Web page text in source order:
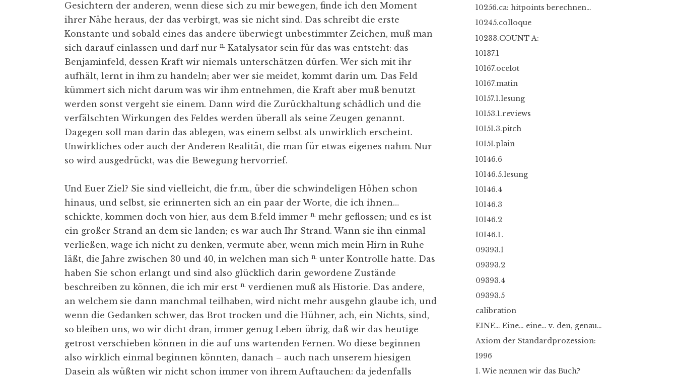
Gesichtern der anderen, wenn diese sich zu mir bewegen, finde ich den Moment
ihrer Nähe heraus, der das verbirgt, was sie nicht sind. Das schreibt die erste
Konstante und sobald eines das andere überwiegt unbestimmter Zeichen, muß man
sich darauf einlassen und darf nur n. Katalysator sein für das was entsteht: das
Benjaminfeld, dessen Kraft wir niemals unterschätzen dürfen. Wer sich mit ihr
aufhält, lernt in ihm zu handeln; aber wer sie meidet, kommt darin um. Das Feld
kümmert sich nicht darum was wir ihm entnehmen, die Kraft aber muß benutzt
werden sonst vergeht sie einem. Dann wird die Zurückhaltung schädlich und die
verfälschten Wirkungen des Feldes werden überall als seine Zeugen genannt.
Dagegen soll man darin das ablegen, was einem selbst als unwirklich erscheint.
Unwirkliches oder auch der Anderen Realität, die man für etwas eigenes nahm. Nur
so wird ausgedrückt, was die Bewegung hervorrief.
Und Euer Ziel? Sie sind vielleicht, die fr.m., über die schwindeligen Höhen schon
hinaus, und selbst, sie erinnerten sich an ein paar der Worte, die ich ihnen…
schickte, kommen doch von hier, aus dem B.feld immer n. mehr geflossen; und es ist
ein großer Strand an dem sie landen; es war auch Ihr Strand. Wann sie ihn einmal
verließen, wage ich nicht zu denken, vermute aber, wenn mich mein Hirn in Ruhe
läßt, die Jahre zwischen 30 und 40, in welchen man sich n. unter Kontrolle hatte. Das
haben Sie schon erlangt und sind also glücklich darin gewordene Zustände
beschreiben zu können, die ich mir erst n. verdienen muß als Historie. Das andere,
an welchem sie dann manchmal teilhaben, wird nicht mehr ausgehn glaube ich, und
wenn die Gedanken schwer, das Brot trocken und die Hühner, ach, ein Nichts, sind,
so bleiben uns, wo wir dicht dran, immer genug Leben übrig, daß wir das heutige
getrost verschieben können in die auf uns wartenden Fernen. Wo diese beginnen
also wirklich einmal beginnen könnten, danach – auch nach unserem hiesigen
Dasein als wüßten wir nicht schon immer von ihrem Auftauchen: da jedenfalls
10256.ca: hitpoints berechnen…
10245.colloque
10233.COUNT A:
10137.1
10167.ocelot
10167.matin
10157.1.lesung
10153.1.reviews
10151.3.pitch
10151.plain
10146.6
10146.5.lesung
10146.4
10146.3
10146.2
10146.L
09393.1
09393.2
09393.4
09393.5
calibration
EINE… Eine… eine… v. den, genau…
Axiom der Standardprozession:
1996
1. Wie nennen wir das Buch?